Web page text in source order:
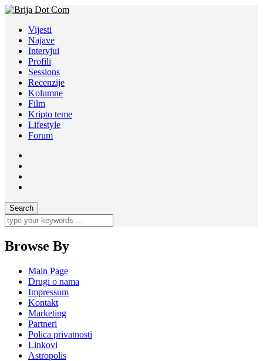
Vijesti
Najave
Intervjui
Profili
Sessions
Recenzije
Kolumne
Film
Kripto teme
Lifestyle
Forum
Browse By
Main Page
Drugi o nama
Impressum
Kontakt
Marketing
Partneri
Polica privatnosti
Linkovi
Astropolis